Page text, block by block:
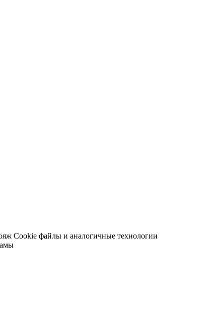
Cookie файлы и аналогичные технологии